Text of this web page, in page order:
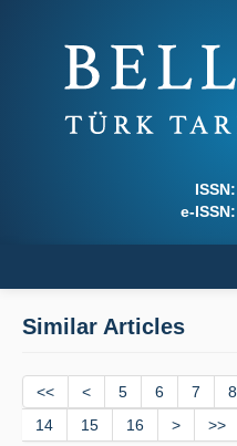
ISSN:
e-ISSN:
Journal Boards
Writing Rules
Similar Articles
<< < 5 6 7 8
14
15 16 > >>